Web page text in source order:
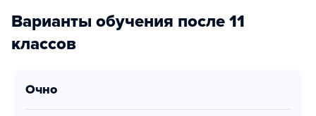
Варианты обучения после 11
классов
очно